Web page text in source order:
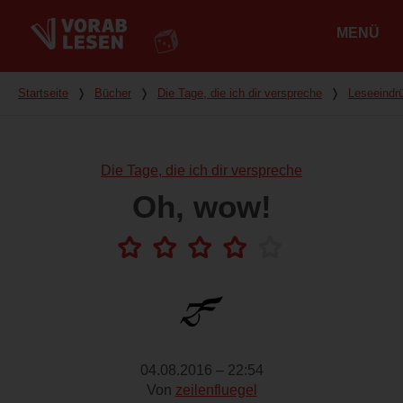
MENÜ
Du bist hier
Startseite ❭ Bücher ❭ Die Tage, die ich dir verspreche ❭
Die Tage, die ich dir verspreche
Oh, wow!
04.08.2016 – 22:54
Von zeilenfluegel